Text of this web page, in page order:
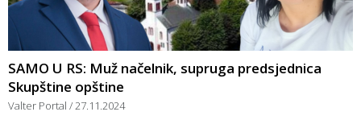
SAMO U RS: Muž načelnik, supruga predsjednica
Skupštine opštine
Valter Portal 27.11.2024